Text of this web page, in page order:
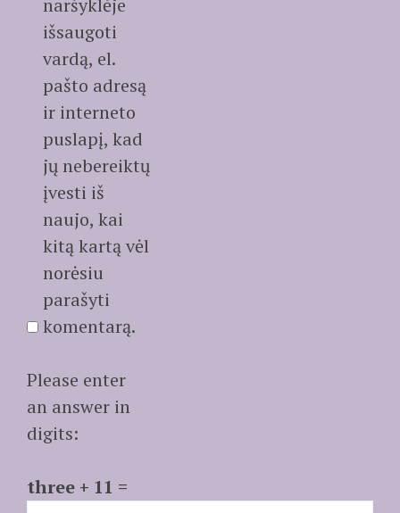
naršyklėje
išsaugoti
vardą, el.
pašto adresą
ir interneto
puslapį, kad
jų nebereiktų
įvesti iš
naujo, kai
kitą kartą vėl
norėsiu
parašyti
komentarą.
Please enter
an answer in
digits:
three + 11 =